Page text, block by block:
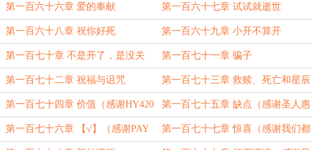
的盟主 咸鱼的盟主
第一百六十六章 爱的奉献 第一百六十七章 试试就逝世
第一百六十八章 祝你好死 第一百六十九章 小开不算开
第一百七十章 不是开了，是没关 第一百七十一章 骗子
第一百七十二章 祝福与诅咒 第一百七十三章 救赎、死亡和星辰
第一百七十四章 价值（感谢HY420
的盟主
第一百七十五章 缺点（感谢圣人惠
的反杀的盟主
第一百七十六章 【√】（感谢PAY 第一百七十七章 惊喜（感谢我们都